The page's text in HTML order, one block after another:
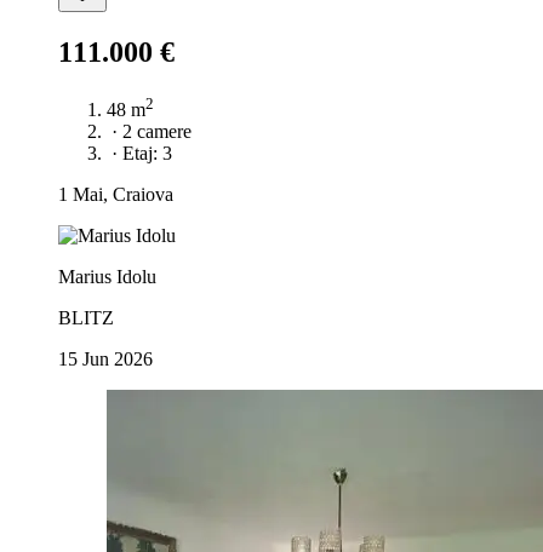
111.000 €
48 m2
· 2 camere
· Etaj: 3
1 Mai, Craiova
Marius Idolu
BLITZ
15 Jun 2026